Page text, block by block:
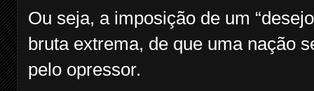
Ou seja, a imposição de um
bruta extrema, de que uma nação
pelo opressor.